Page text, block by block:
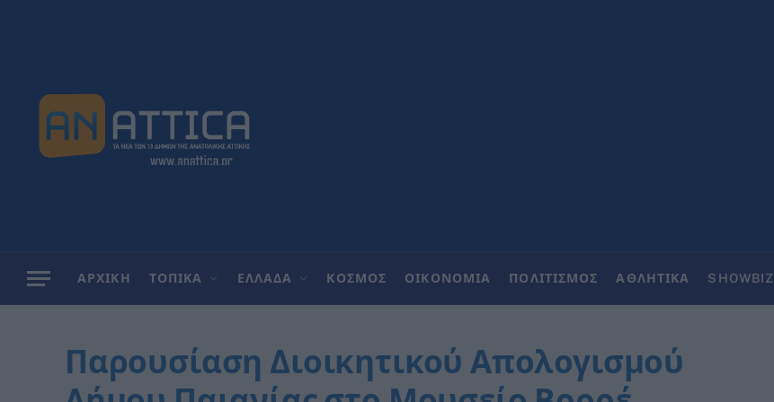
ΑΡΧΙΚΗ ΤΟΠΙΚΑ ΕΛΛΑΔΑ ΚΟΣΜΟΣ ΟΙΚΟΝΟΜΙΑ ΠΟΛΙΤΙΣΜΟΣ ΑΘΛΗΤΙΚΑ SHOWBIZ
Παρουσίαση Διοικητικού Απολογισμού